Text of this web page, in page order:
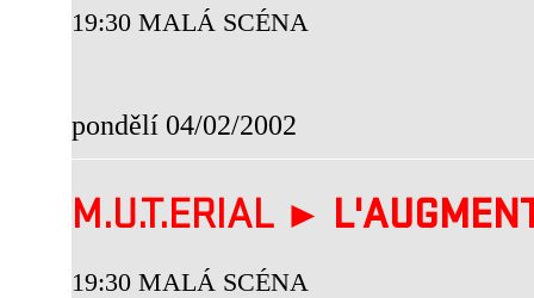
19:30 MALÁ SCÉNA
pondělí 04/02/2002
M.U.T.ERIAL ►
19:30 MALÁ SCÉNA